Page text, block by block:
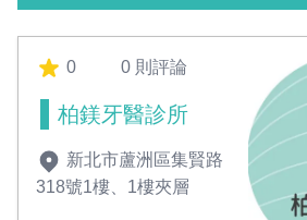
0 0 則評論
柏鎂牙醫診所
新北市蘆洲區集賢路
318號1樓、1樓夾層